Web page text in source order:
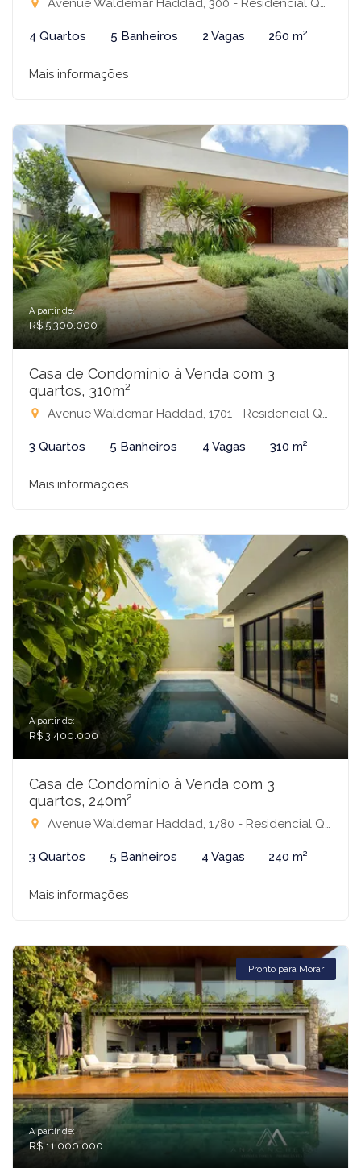
Avenue Waldemar Haddad, 300 - Residencial Quinta do Golfe Jardins, São José do Rio Preto-SP
4 Quartos 5 Banheiros 2 Vagas 260 m²
Mais informações
A partir de:
R$ 5.300.000
Casa de Condomínio à Venda com 3
quartos, 310m²
Avenue Waldemar Haddad, 1701 - Residencial Quinta do Golfe Jardins, São José do Rio Preto-SP
3 Quartos 5 Banheiros 4 Vagas 310 m²
Mais informações
A partir de:
R$ 3.400.000
Casa de Condomínio à Venda com 3
quartos, 240m²
Avenue Waldemar Haddad, 1780 - Residencial Quinta do Golfe Jardins, São José do Rio Preto-SP
3 Quartos 5 Banheiros 4 Vagas 240 m²
Mais informações
Pronto para Morar
A partir de:
R$ 11.000.000